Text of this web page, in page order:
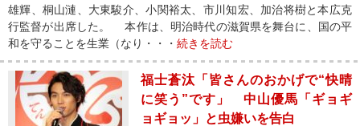
雄輝、桐山漣、大東駿介、小関裕太、市川知宏、加治将樹と本広克
行監督が出席した。 本作は、明治時代の滋賀県を舞台に、国の平
和を守ることを生業（なり・・・ 続きを読む
福士蒼汰「皆さんのおかげで“快晴
に笑う”です」 中山優馬「ギョギ
ョギョッ」と虫嫌いを告白